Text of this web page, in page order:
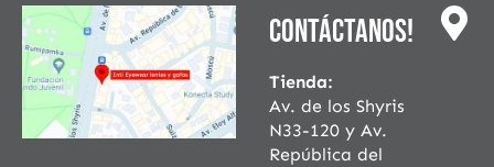
Contáctanos!
Tienda:
Av. de los Shyris
N33-120 y Av.
República del